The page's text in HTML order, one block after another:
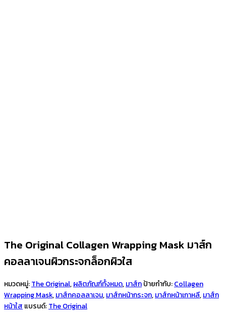
The Original Collagen Wrapping Mask มาส์ก
คอลลาเจนผิวกระจกล็อกผิวใส
หมวดหมู่:The Original,ผลิตภัณฑ์ทั้งหมด,มาส์กป้ายกำกับ:Collagen
Wrapping Mask,มาส์กคอลลาเจน,มาส์กหน้ากระจก,มาส์กหน้าเกาหลี,มาส์ก
หน้าใส แบรนด์:The Original